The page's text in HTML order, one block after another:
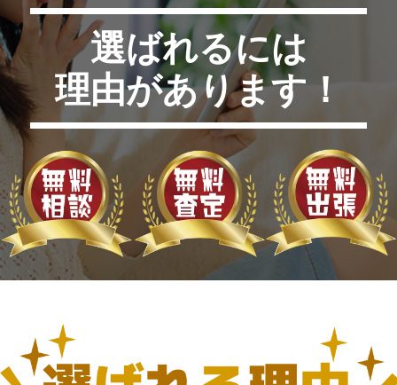
選ばれるには
理由があります！